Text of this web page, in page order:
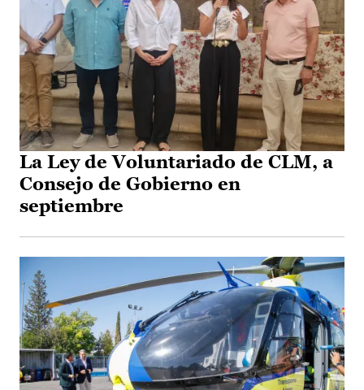
La Ley de Voluntariado de CLM, a
Consejo de Gobierno en
septiembre